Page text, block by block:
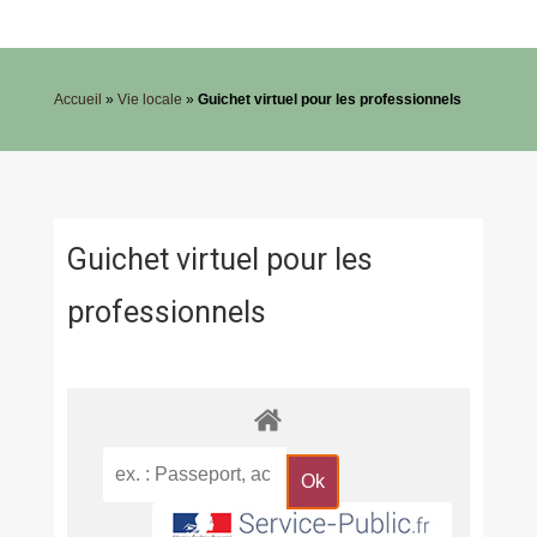
Accueil » Vie locale » Guichet virtuel pour les professionnels
Guichet virtuel pour les
professionnels